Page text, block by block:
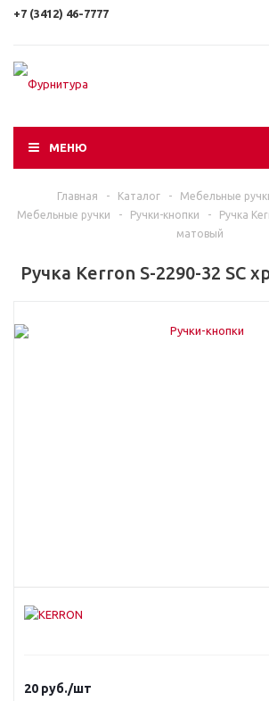
+7 (3412) 46-7777
МЕНЮ
Главная - Каталог - Мебельные
Мебельные ручки
- Ручки-кнопки -
Ручка
матовый
Ручка Kerron S-2290-32 SC
20 руб./шт